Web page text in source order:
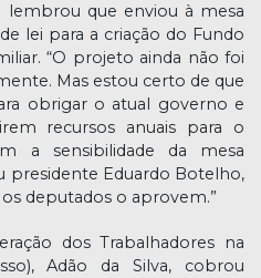
lembrou que enviou à mesa
lei para a criação do Fundo
“O projeto ainda não foi
Mas estou certo de que
obrigar o atual governo e
recursos anuais para o
a sensibilidade da mesa
presidente Eduardo Botelho,
deputados o aprovem.”
dos Trabalhadores na
Adão da Silva, cobrou